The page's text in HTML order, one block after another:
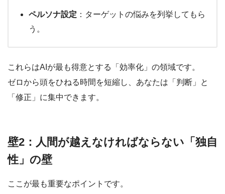
ペルソナ設定 ：ターゲットの悩みを列挙してもら
う。
これらはAIが最も得意とする「効率化」の領域です。
ゼロから頭をひねる時間を短縮し、あなたは「判断」と
「修正」に集中できます。
壁2：人間が越えなければならない「独自
性」の壁
ここが最も重要なポイントです。